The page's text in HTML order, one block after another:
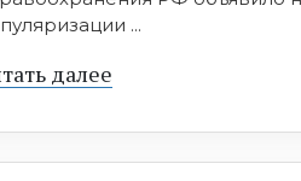
...
далее